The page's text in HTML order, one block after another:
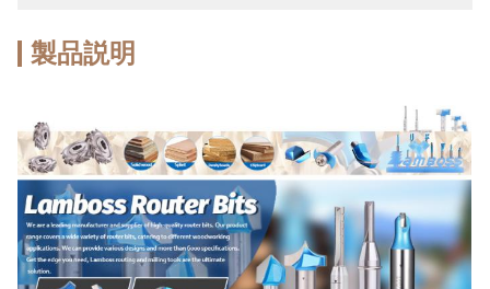
製品説明